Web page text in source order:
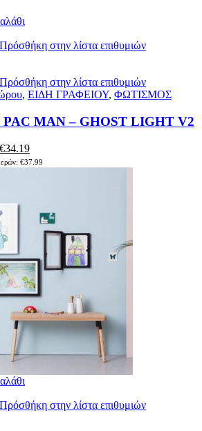
Πρόσθήκη στην λίστα επιθυμιών
Πρόσθήκη στην λίστα επιθυμιών
, ΕΙΔΗ ΓΡΑΦΕΙΟΥ, ΦΩΤΙΣΜΟΣ
MAN – GHOST LIGHT V2
€34.19
€37.99
Πρόσθήκη στην λίστα επιθυμιών